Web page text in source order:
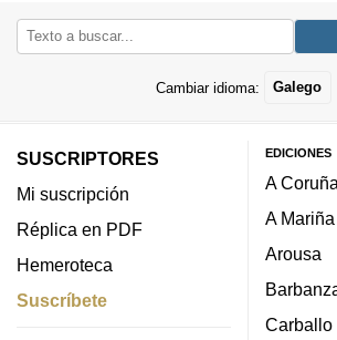
Cambiar idioma: Galego
SUSCRIPTORES
Mi suscripción
Réplica en PDF
Hemeroteca
Suscríbete
EDICIONES
A Coruña
A Mariña
Arousa
Carballo